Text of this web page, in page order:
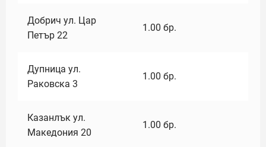
Добрич ул. Цар
Петър 22
1.00 бр.
Дупница ул.
Раковска 3
1.00 бр.
Казанлък ул.
Македония 20
1.00 бр.